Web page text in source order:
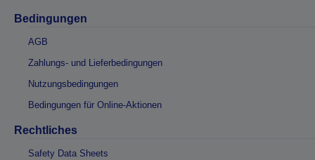
Bedingungen
AGB
Zahlungs- und Lieferbedingungen
Nutzungsbedingungen
Bedingungen für Online-Aktionen
Rechtliches
Safety Data Sheets